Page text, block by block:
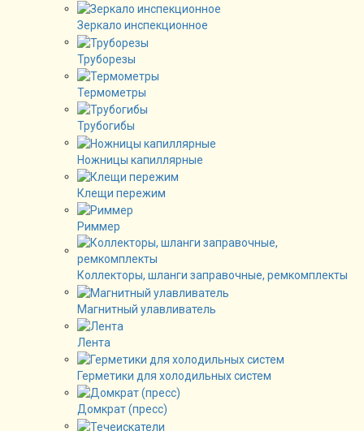
Зеркало инспекционное
Труборезы
Термометры
Трубогибы
Ножницы капиллярные
Клещи пережим
Риммер
Коллекторы, шланги заправочные, ремкомплекты
Магнитный улавливатель
Лента
Герметики для холодильных систем
Домкрат (пресс)